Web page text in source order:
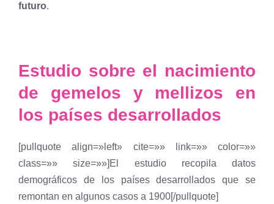
futuro.
Estudio sobre el nacimiento
de gemelos y mellizos en
los países desarrollados
[pullquote align=»left» cite=»» link=»» color=»»
class=»» size=»»]El estudio recopila datos
demográficos de los países desarrollados que se
remontan en algunos casos a 1900[/pullquote]